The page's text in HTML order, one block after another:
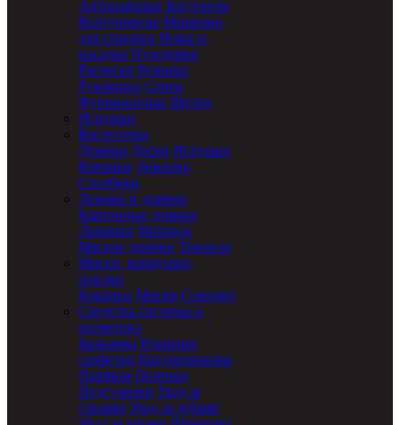
Антицарапки Когтерезы
Колтунорезы Машинки
для стрижки Ножи и
насадки Пуходерки
Расчески Резинки
Рукавицы Спреи
Фурминаторы Щетки
Игрушки
Когтеточки
Домики Доски Игрушки
Коврики Лежанки
Столбики
Лежаки и домики
Картонные домики
Лежанки Матрасы
Мягкие домики Тоннели
Миски, кормушки,
поилки
Коврики Миски Совочки
Средства гигиены и
косметика
Бальзамы Влажные
салфетки Кондиционеры
Парфюм Пеленки
Подгузники Уход за
глазами Уход за зубами